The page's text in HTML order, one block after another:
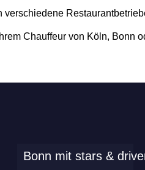
Chauffeur von Köln, Bonn
Bonn mit stars &